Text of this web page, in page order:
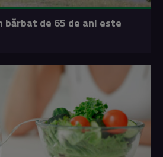
bărbat de 65 de ani este